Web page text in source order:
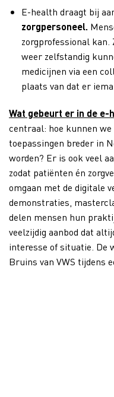
E-health draagt bij
zorgpersoneel.
zorgprofessional kan.
weer zelfstandig
medicijnen via een
plaats van dat er
Wat gebeurt er in de e-
centraal: hoe kunnen we
toepassingen breder in
worden? Er is ook veel
zodat patiënten én
omgaan met de digitale
demonstraties,
delen mensen hun
veelzijdig aanbod dat
interesse of situatie. De
Bruins van VWS tijdens